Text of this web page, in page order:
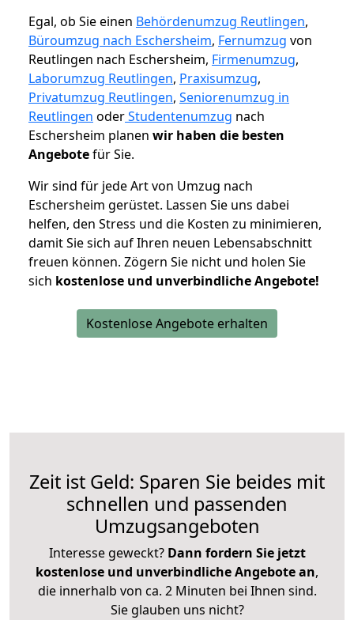
Egal, ob Sie einen Behördenumzug Reutlingen,
Büroumzug nach Eschersheim, Fernumzug von
Reutlingen nach Eschersheim, Firmenumzug,
Laborumzug Reutlingen, Praxisumzug,
Privatumzug Reutlingen, Seniorenumzug in
Reutlingen oderStudentenumzug nach
Eschersheim planen wir haben die besten
Angebotefür Sie.
Wir sind für jede Art von Umzug nach
Eschersheim gerüstet. Lassen Sie uns dabei
helfen, den Stress und die Kosten zu minimieren,
damit Sie sich auf Ihren neuen Lebensabschnitt
freuen können. Zögern Sie nicht und holen Sie
sich kostenlose und unverbindliche Angebote!
Kostenlose Angebote erhalten
Zeit ist Geld: Sparen Sie beides mit
schnellen und passenden
Umzugsangeboten
Interesse geweckt? Dann fordern Sie jetzt
kostenlose und unverbindliche Angebote an,
die innerhalb von ca. 2 Minuten bei Ihnen sind.
Sie glauben uns nicht?